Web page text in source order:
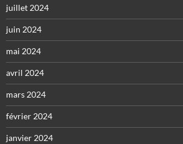
juillet 2024
juin 2024
mai 2024
avril 2024
mars 2024
février 2024
janvier 2024